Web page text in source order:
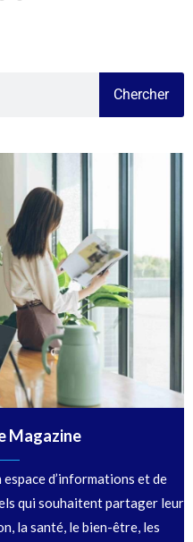
Chercher
Magazine
d’informations et de
qui souhaitent partager leur
la santé, le bien-être, les